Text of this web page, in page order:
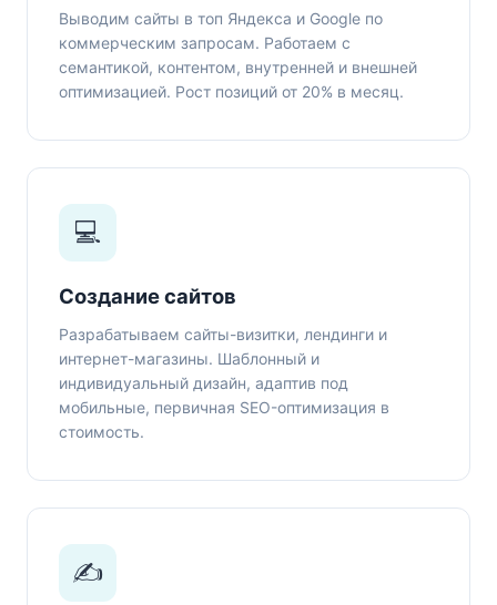
Выводим сайты в топ Яндекса и Google по
коммерческим запросам. Работаем с
семантикой, контентом, внутренней и внешней
оптимизацией. Рост позиций от 20% в месяц.
💻
Создание сайтов
Разрабатываем сайты-визитки, лендинги и
интернет-магазины. Шаблонный и
индивидуальный дизайн, адаптив под
мобильные, первичная SEO-оптимизация в
стоимость.
✍️